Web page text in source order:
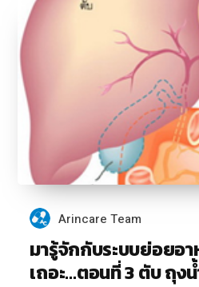
Arincare Team
มารู้จักกับระบบย่อยอา
เถอะ…ตอนที่ 3 ตับ ถุง